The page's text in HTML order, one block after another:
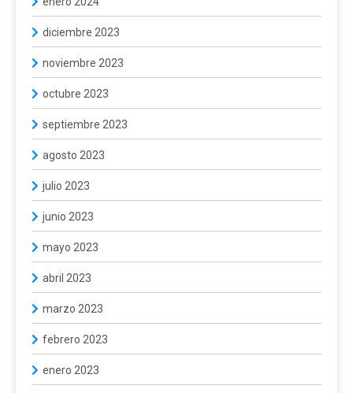
diciembre 2023
noviembre 2023
octubre 2023
septiembre 2023
agosto 2023
julio 2023
junio 2023
mayo 2023
abril 2023
marzo 2023
febrero 2023
enero 2023